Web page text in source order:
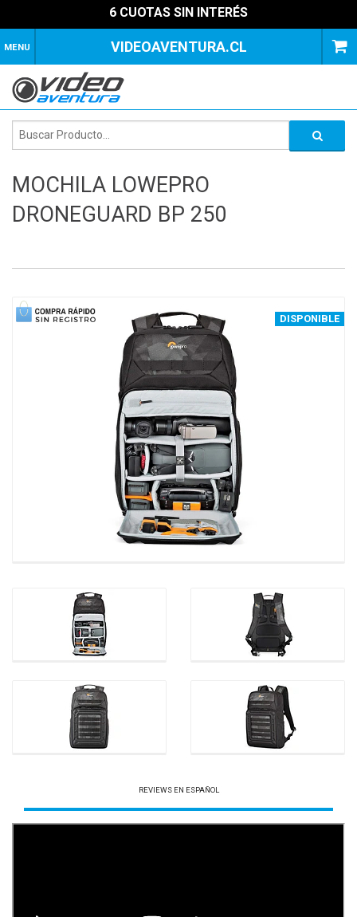
6 CUOTAS SIN INTERÉS
MENU VIDEOAVENTURA.CL
MOCHILA LOWEPRO
DRONEGUARD BP 250
DISPONIBLE
1 of 4
REVIEWS EN ESPAÑOL